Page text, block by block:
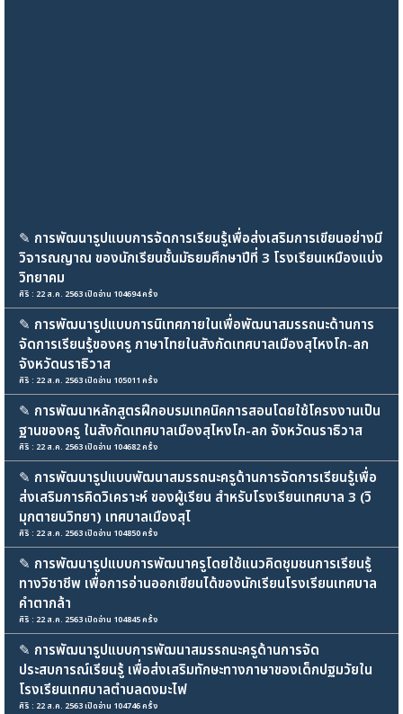
✎ การพัฒนารูปแบบการจัดการเรียนรู้เพื่อส่งเสริมการเขียนอย่างมี
วิจารณญาณ ของนักเรียนชั้นมัธยมศึกษาปีที่ 3 โรงเรียนเหมืองแบ่ง
วิทยาคม
ศิริ : 22 ส.ค. 2563 เปิดอ่าน 104694 ครั้ง
✎ การพัฒนารูปแบบการนิเทศภายในเพื่อพัฒนาสมรรถนะด้านการ
จัดการเรียนรู้ของครู ภาษาไทยในสังกัดเทศบาลเมืองสุไหงโก-ลก
จังหวัดนราธิวาส
ศิริ : 22 ส.ค. 2563 เปิดอ่าน 105011 ครั้ง
✎ การพัฒนาหลักสูตรฝึกอบรมเทคนิคการสอนโดยใช้โครงงานเป็น
ฐานของครู ในสังกัดเทศบาลเมืองสุไหงโก-ลก จังหวัดนราธิวาส
ศิริ : 22 ส.ค. 2563 เปิดอ่าน 104682 ครั้ง
✎ การพัฒนารูปแบบพัฒนาสมรรถนะครูด้านการจัดการเรียนรู้เพื่อ
ส่งเสริมการคิดวิเคราะห์ ของผู้เรียน สำหรับโรงเรียนเทศบาล 3 (วิ
มุกตายนวิทยา) เทศบาลเมืองสุไ
ศิริ : 22 ส.ค. 2563 เปิดอ่าน 104850 ครั้ง
✎ การพัฒนารูปแบบการพัฒนาครูโดยใช้แนวคิดชุมชนการเรียนรู้
ทางวิชาชีพ เพื่อการอ่านออกเขียนได้ของนักเรียนโรงเรียนเทศบาล
คำตากล้า
ศิริ : 22 ส.ค. 2563 เปิดอ่าน 104845 ครั้ง
✎ การพัฒนารูปแบบการพัฒนาสมรรถนะครูด้านการจัด
ประสบการณ์เรียนรู้ เพื่อส่งเสริมทักษะทางภาษาของเด็กปฐมวัยใน
โรงเรียนเทศบาลตำบลดงมะไฟ
ศิริ : 22 ส.ค. 2563 เปิดอ่าน 104746 ครั้ง